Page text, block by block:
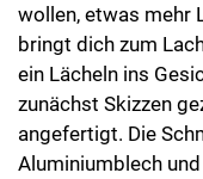
wollen, etwas mehr
bringt dich zum
ein Lächeln ins
zunächst Skizzen
angefertigt. Die
Aluminiumblech